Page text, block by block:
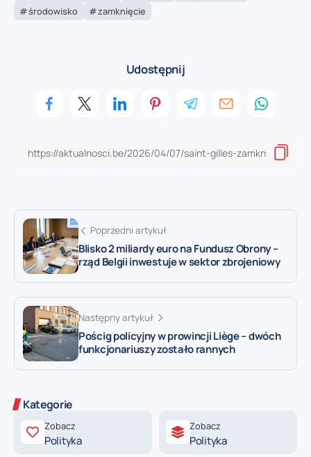
środowisko
zamknięcie
Udostępnij
Poprzedni artykuł
Blisko 2 miliardy euro na Fundusz Obrony –
rząd Belgii inwestuje w sektor zbrojeniowy
Następny artykuł
Pościg policyjny w prowincji Liège – dwóch
funkcjonariuszy zostało rannych
Kategorie
Zobacz
Polityka
Zobacz
Polityka